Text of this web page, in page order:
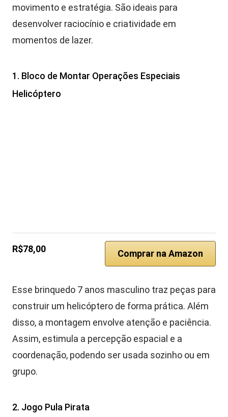
movimento e estratégia. São ideais para
desenvolver raciocínio e criatividade em
momentos de lazer.
1. Bloco de Montar Operações Especiais
Helicóptero
R$78,00 Comprar na Amazon
Esse brinquedo 7 anos masculino traz peças para
construir um helicóptero de forma prática. Além
disso, a montagem envolve atenção e paciência.
Assim, estimula a percepção espacial e a
coordenação, podendo ser usada sozinho ou em
grupo.
2. Jogo Pula Pirata